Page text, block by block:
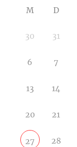
M D
30 31
6 7
13 14
20 21
27 28